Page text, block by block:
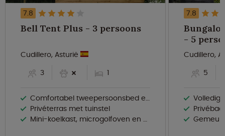
7.8
Bell Tent Plus - 3 persoons
Cudillero, Asturië
3
1
Comfortabel tweepersoonsbed en eenpersoonsbed
Privéterras met tuinstel
Mini-koelkast, microgolfoven en koffiezetapparaat
7.8
- 5
Cudillero,
5
Volledig